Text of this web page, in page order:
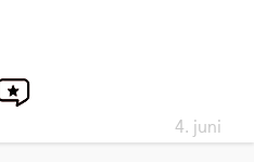
4. juni